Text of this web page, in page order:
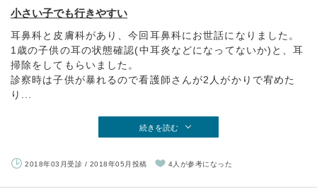
小さい子でも行きやすい
耳鼻科と皮膚科があり、今回耳鼻科にお世話になりました。
1歳の子供の耳の状態確認(中耳炎などになってないか)と、耳
掃除をしてもらいました。
診察時は子供が暴れるので看護師さんが2人がかりで宥めた
り...
続きを読む
2018年03月受診 / 2018年05月投稿 4人が参考になった